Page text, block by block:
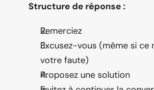
Structure de réponse :
Remerciez
Excusez-vous (même si ce
votre faute)
Proposez une solution